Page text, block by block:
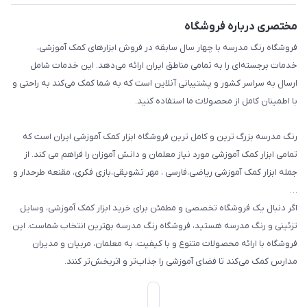
بازی و نمایش
تزئین کلاس
طرح های تشویقی
گیفت ها و جوایز
سایر محصولات
مختصری درباره فروشگاه
فروشگاه رنگ مدرسه با چهار سال سابقه در فروش ابزارهای کمک آموزشی،
خدمات برجسته‌ای را به تمامی مناطق ایران ارائه می‌دهد. این خدمات شامل
ارسال به سراسر کشور و پشتیبانی آنلاین است که به شما کمک می‌کند به راحتی و
با اطمینان کامل از محصولات ما استفاده کنید.
رنگ مدرسه بزرگ ترین و کامل ترین فروشگاه ابزار کمک آموزشی ایران است که
تمامی ابزار کمک آموزشی مورد نیاز معلمان و دانش آموزان را فراهم می کند. از
جمله ابزار کمک آموزشی ریاضی،فارسی ، مهر تشویقی،بازی فکری، مقنعه طرحدار و
…
اگر دنبال یک فروشگاه تخصصی و مطمئن برای خرید ابزار کمک آموزشی، وسایل
تزئینی و رنگ مدرسه هستید، فروشگاه رنگ مدرسه بهترین انتخاب شماست. این
فروشگاه با ارائه محصولات متنوع و با کیفیت، به معلمان، مربیان و مدیران
مدارس کمک می‌کند تا فضای آموزشی را جذاب‌تر و اثربخش‌تر کنند.